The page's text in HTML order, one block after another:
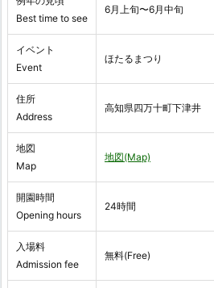
Best time to see
6月上旬〜6月中旬
イベント
Event
ほたるまつり
住所
Address
高知県四万十町下津井
地図
Map
地図(Map)
開園時間
Opening hours
24時間
入場料
Admission fee
無料(Free)